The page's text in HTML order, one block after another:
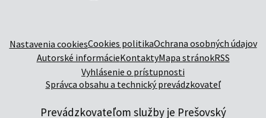
Nastavenia cookiesCookies politikaOchrana osobných údajov
Autorské informácieKontaktyMapa stránokRSS
Vyhlásenie o prístupnosti
Správca obsahu a technický prevádzkovateľ
Prevádzkovateľom služby je Prešovský